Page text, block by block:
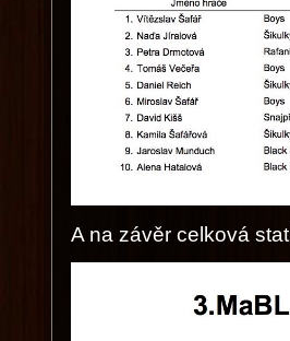
A na závěr celková